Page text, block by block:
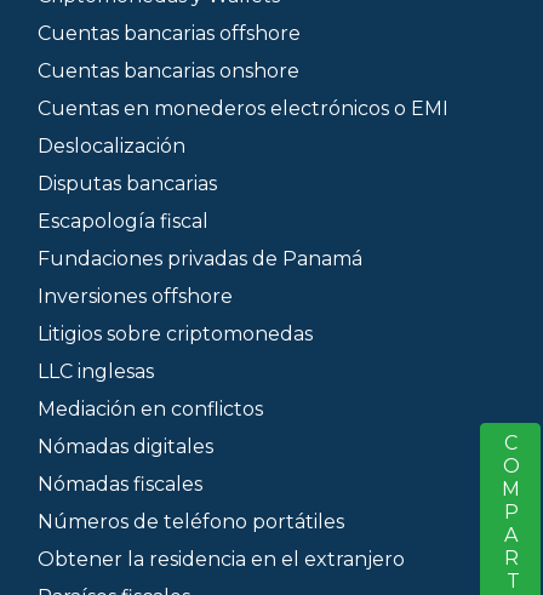
COMPARTIR
Cuentas bancarias offshore
Cuentas bancarias onshore
Cuentas en monederos electrónicos o EMI
Deslocalización
Disputas bancarias
Escapología fiscal
Fundaciones privadas de Panamá
Inversiones offshore
Litigios sobre criptomonedas
LLC inglesas
Mediación en conflictos
Nómadas digitales
Nómadas fiscales
Números de teléfono portátiles
Obtener la residencia en el extranjero